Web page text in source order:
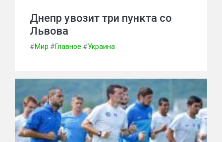
Днепр увозит три пункта со
Львова
#Мир #Главное #Украина